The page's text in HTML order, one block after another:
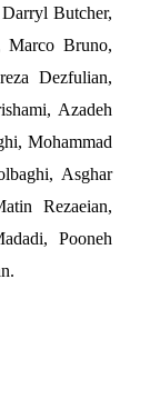
Butcher,
Marco Bruno,
Dezfulian,
Azadeh
Mohammad
Asghar
Rezaeian,
Pooneh